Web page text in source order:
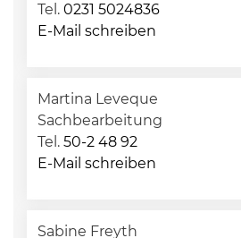
Tel. 0231 5024836
E-Mail schreiben
Martina Leveque
Sachbearbeitung
Tel. 50-2 48 92
E-Mail schreiben
Sabine Freyth